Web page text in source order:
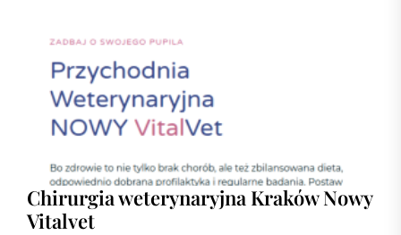
Chirurgia weterynaryjna Kraków Nowy
Vitalvet